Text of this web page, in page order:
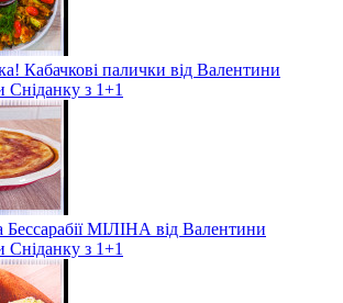
Кабачкові палички від Валентини
з 1+1
Бессарабії МІЛІНА від Валентини
з 1+1